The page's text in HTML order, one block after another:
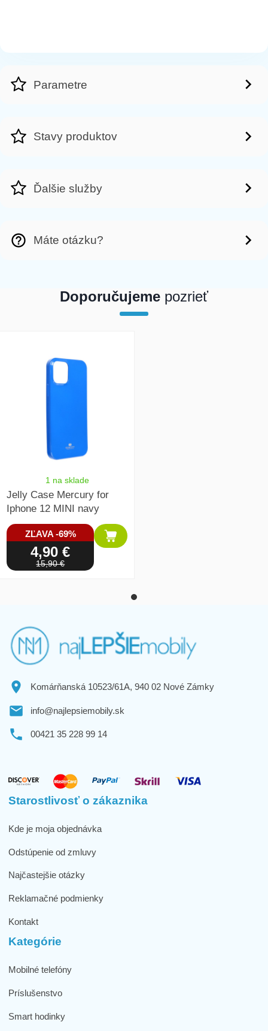
Parametre
Stavy produktov
Ďalšie služby
Máte otázku?
Doporučujeme pozrieť
1 na sklade
Jelly Case Mercury for
Iphone 12 MINI navy
ZĽAVA -69%
4,90 €
15,90 €
Komárňanská 10523/61A, 940 02 Nové Zámky
info@najlepsiemobily.sk
00421 35 228 99 14
Starostlivosť o zákaznika
Kde je moja objednávka
Odstúpenie od zmluvy
Najčastejšie otázky
Reklamačné podmienky
Kontakt
Kategórie
Mobilné telefóny
Príslušenstvo
Smart hodinky